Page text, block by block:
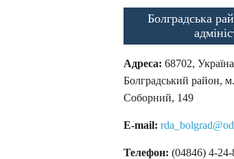
Болградська
Адреса: 68702,
Болградський район,
Соборний, 149
E-mail:
Телефон: (04846) 4-24-